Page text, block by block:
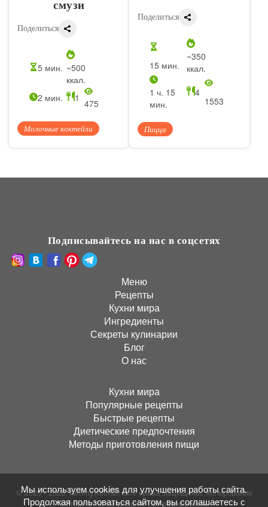
смузи
Поделиться
5 мин. ~500
ккал.
2 мин.
1 475
Молочные коктейли
Поделиться
15 мин.
~350
ккал.
1 ч. 15
мин.
4
1553
Пицца
Подписывайтесь на нас в соцсетях
Меню
Рецепты
Кухни мира
Ингредиенты
Секреты кулинарии
Блог
О нас
Кухни мира
Популярные рецепты
Быстрые рецепты
Диетические предпочтения
Методы приготовления пищи
© 2025 - 2026 YummyKitchen Все права защищены. Копирование
материалов запрещено без разрешения!
Мы используем cookies для улучшения работы сайта.
Продолжая пользоваться сайтом, вы соглашаетесь с